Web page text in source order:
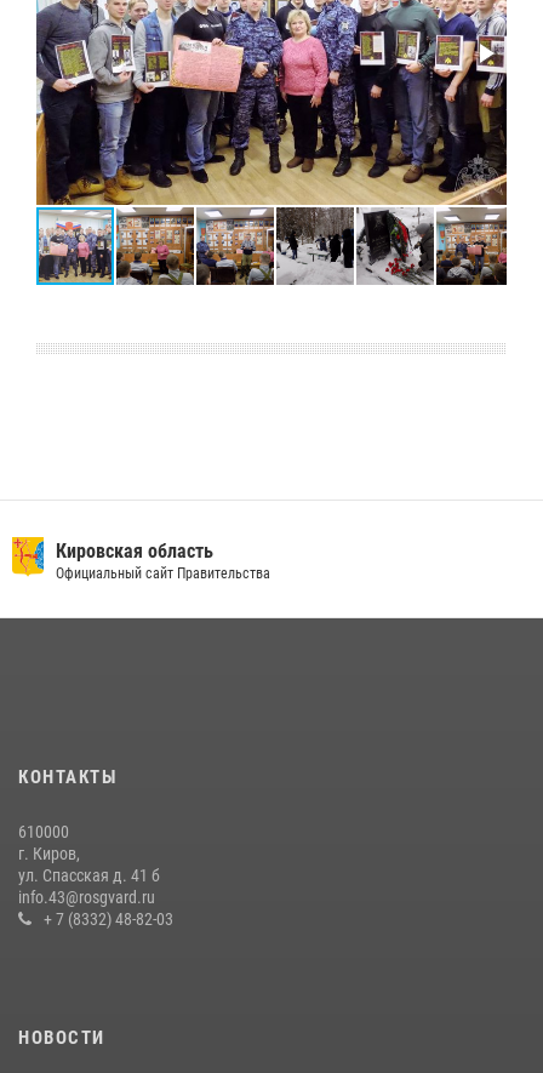
Кировская область
Официальный сайт Правительства
КОНТАКТЫ
610000
г. Киров,
ул. Спасская д. 41 б
info.43@rosgvard.ru
+ 7 (8332) 48-82-03
НОВОСТИ